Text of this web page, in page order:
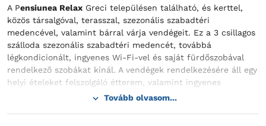
A Pensiunea Relax Greci településen található, és kerttel,
közös társalgóval, terasszal, szezonális szabadtéri
medencével, valamint bárral várja vendégeit. Ez a 3 csillagos
szálloda szezonális szabadtéri medencét, továbbá
légkondicionált, ingyenes Wi-Fi-vel és saját fürdőszobával
rendelkező szobákat kínál. A vendégek rendelkezésére áll egy
helyi ételeket felszolgáló étterem, valamint ingyenes
magánparkoló is biztosított. A szálloda minden szobája
Tovább olvasom...